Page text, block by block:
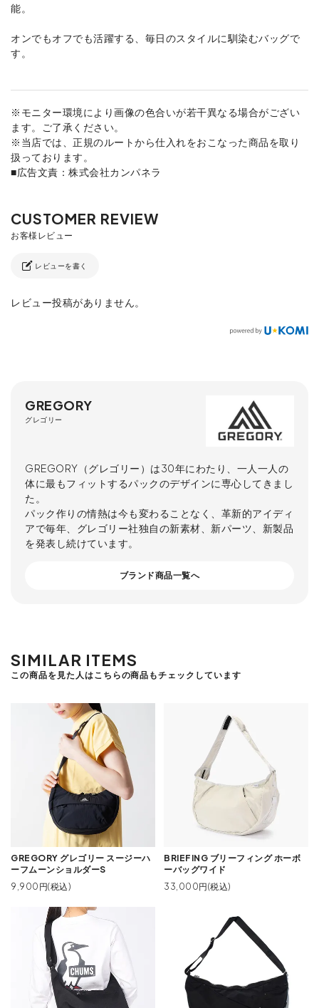
能。
オンでもオフでも活躍する、毎日のスタイルに馴染むバッグで
す。
※モニター環境により画像の色合いが若干異なる場合がござい
ます。ご了承ください。
※当店では、正規のルートから仕入れをおこなった商品を取り
扱っております。
■広告文責：株式会社カンパネラ
レビューを書く
レビュー投稿がありません。
GREGORY
グレゴリー
GREGORY（グレゴリー）は30年にわたり、一人一人の
体に最もフィットするパックのデザインに専心してきまし
た。
パック作りの情熱は今も変わることなく、革新的アイディ
アで毎年、グレゴリー社独自の新素材、新パーツ、新製品
を発表し続けています。
ブランド商品一覧へ
SIMILAR ITEMS
この商品を見た人はこちらの商品もチェックしています
GREGORY グレゴリー スージーハ
ーフムーンショルダーS
9,900円(税込)
BRIEFING ブリーフィング ホーボ
ーバッグワイド
33,000円(税込)